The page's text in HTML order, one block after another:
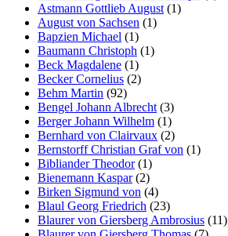
Astmann Gottlieb August (1)
August von Sachsen (1)
Bapzien Michael (1)
Baumann Christoph (1)
Beck Magdalene (1)
Becker Cornelius (2)
Behm Martin (92)
Bengel Johann Albrecht (3)
Berger Johann Wilhelm (1)
Bernhard von Clairvaux (2)
Bernstorff Christian Graf von (1)
Bibliander Theodor(1)
Bienemann Kaspar(2)
Birken Sigmund von (4)
Blaul Georg Friedrich (23)
Blaurer von Giersberg Ambrosius (11)